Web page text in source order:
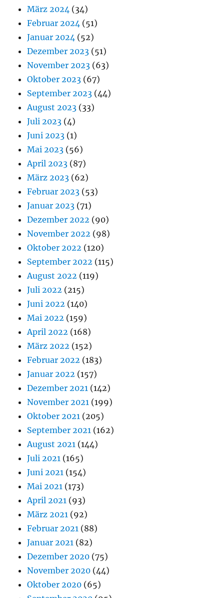
März 2024 (34)
Februar 2024 (51)
Januar 2024 (52)
Dezember 2023 (51)
November 2023 (63)
Oktober 2023 (67)
September 2023 (44)
August 2023 (33)
Juli 2023 (4)
Juni 2023 (1)
Mai 2023 (56)
April 2023 (87)
März 2023 (62)
Februar 2023 (53)
Januar 2023 (71)
Dezember 2022 (90)
November 2022 (98)
Oktober 2022 (120)
September 2022 (115)
August 2022 (119)
Juli 2022 (215)
Juni 2022 (140)
Mai 2022 (159)
April 2022 (168)
März 2022 (152)
Februar 2022 (183)
Januar 2022 (157)
Dezember 2021 (142)
November 2021 (199)
Oktober 2021 (205)
September 2021 (162)
August 2021 (144)
Juli 2021 (165)
Juni 2021 (154)
Mai 2021 (173)
April 2021 (93)
März 2021 (92)
Februar 2021 (88)
Januar 2021 (82)
Dezember 2020 (75)
November 2020 (44)
Oktober 2020 (65)